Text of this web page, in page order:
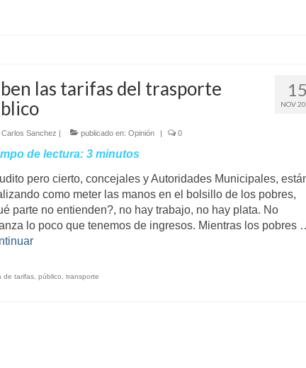
15
NOV
las tarifas del trasporte
Carlos Sanchez | publicado en: Opinión | 0
de lectura: 3 minutos
pero cierto, concejales y Autoridades Municipales,
como meter las manos en el bolsillo de los pobres,
parte no entienden?, no hay trabajo, no hay plata. No
lo poco que tenemos de ingresos. Mientras los pobres
de tarifas, público transporte